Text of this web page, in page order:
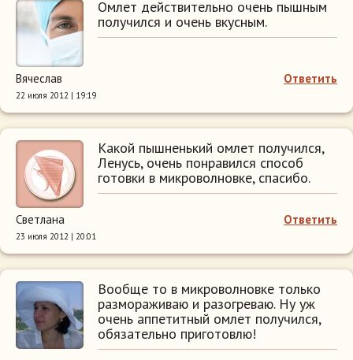
Омлет действительно очень пышным
получился и очень вкусным.
Ответить
Вячеслав
22 июля 2012 | 19:19
Какой пышненький омлет получился,
Ленусь, очень понравился способ
готовки в микроволновке, спасибо.
Ответить
Светлана
23 июля 2012 | 20:01
Вообще то в микроволновке только
размораживаю и разогреваю. Ну уж
очень аппетитный омлет получился,
обязательно приготовлю!